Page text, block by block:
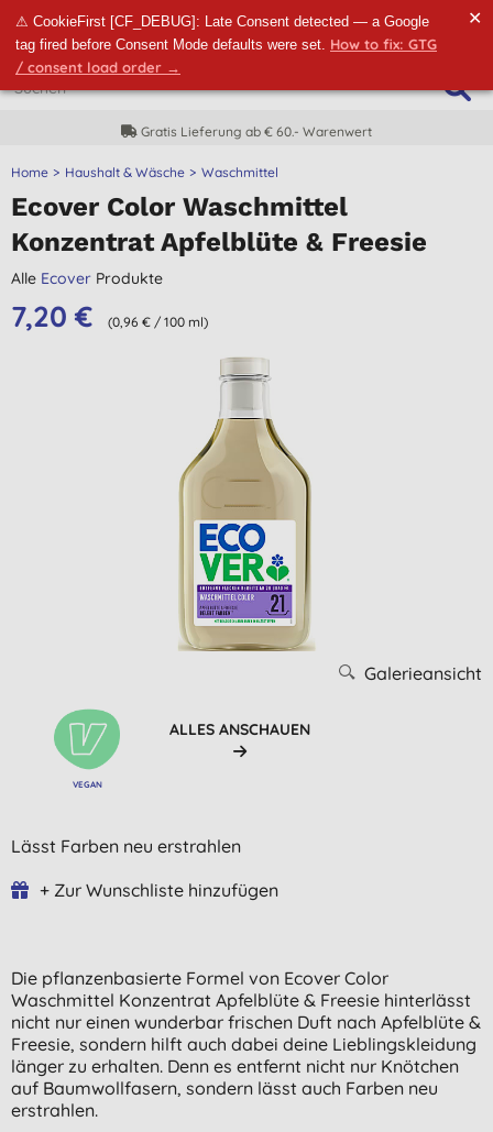
⚠ CookieFirst [CF_DEBUG]: Late Consent detected — a Google
tag fired before Consent Mode defaults were set. How to fix: GTG
/ consent load order →
✕
Gratis Lieferung ab € 60.- Warenwert
Home Haushalt & Wäsche Waschmittel
Ecover Color Waschmittel
Konzentrat Apfelblüte & Freesie
Alle Ecover Produkte
7,20 € (0,96 € / 100 ml)
Galerieansicht
VEGAN
ALLES ANSCHAUEN
Lässt Farben neu erstrahlen
+ Zur Wunschliste hinzufügen
Die pflanzenbasierte Formel von Ecover Color
Waschmittel Konzentrat Apfelblüte & Freesie hinterlässt
nicht nur einen wunderbar frischen Duft nach Apfelblüte &
Freesie, sondern hilft auch dabei deine Lieblingskleidung
länger zu erhalten. Denn es entfernt nicht nur Knötchen
auf Baumwollfasern, sondern lässt auch Farben neu
erstrahlen.